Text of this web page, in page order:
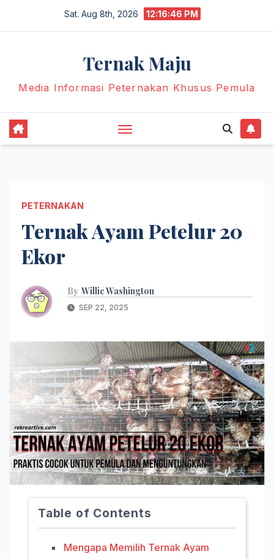
Sat. Aug 8th, 2026 12:16:47 PM
Ternak Maju
Media Informasi Peternakan Khusus Pemula
PETERNAKAN
Ternak Ayam Petelur 20
Ekor
By Willie Washington
SEP 22, 2025
Table of Contents
Mengapa Memilih Ternak Ayam